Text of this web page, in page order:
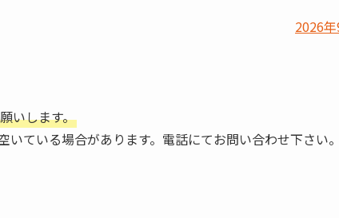
2026
いします。
ている場合があります。電話にてお問い合わせ下さい